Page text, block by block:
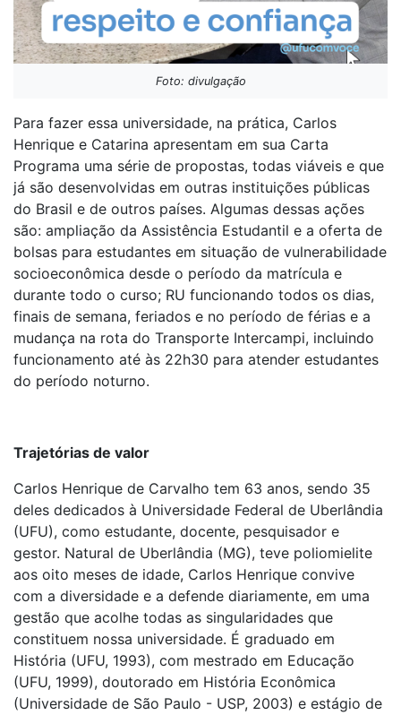
Foto: divulgação
Para fazer essa universidade, na prática, Carlos
Henrique e Catarina apresentam em sua Carta
Programa uma série de propostas, todas viáveis e que
já são desenvolvidas em outras instituições públicas
do Brasil e de outros países. Algumas dessas ações
são: ampliação da Assistência Estudantil e a oferta de
bolsas para estudantes em situação de vulnerabilidade
socioeconômica desde o período da matrícula e
durante todo o curso; RU funcionando todos os dias,
finais de semana, feriados e no período de férias e a
mudança na rota do Transporte Intercampi, incluindo
funcionamento até às 22h30 para atender estudantes
do período noturno.
Trajetórias de valor
Carlos Henrique de Carvalho tem 63 anos, sendo 35
deles dedicados à Universidade Federal de Uberlândia
(UFU), como estudante, docente, pesquisador e
gestor. Natural de Uberlândia (MG), teve poliomielite
aos oito meses de idade, Carlos Henrique convive
com a diversidade e a defende diariamente, em uma
gestão que acolhe todas as singularidades que
constituem nossa universidade. É graduado em
História (UFU, 1993), com mestrado em Educação
(UFU, 1999), doutorado em História Econômica
(Universidade de São Paulo - USP, 2003) e estágio de